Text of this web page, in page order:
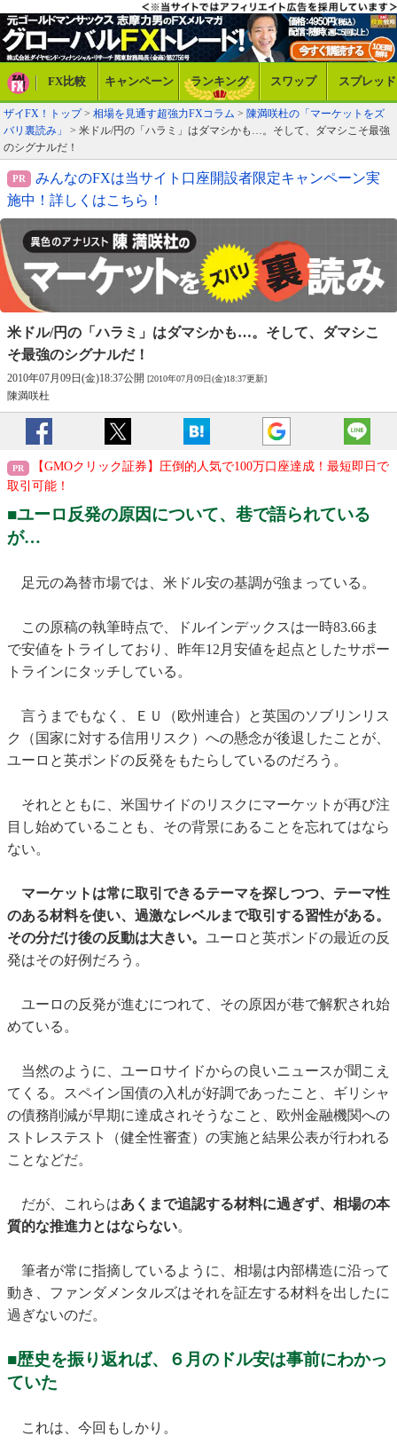
FX比較 キャンペーン ランキング スワップ スプレッド
ザイFX！トップ> 相場を見通す超強力FXコラム > 陳満咲杜の「マーケットをズ
バリ裏読み」
> 米ドル/円の「ハラミ」はダマシかも…。そして、ダマシこそ最強
のシグナルだ！
みんなのFXは当サイト口座開設者限定キャンペーン実
施中！詳しくはこちら！
米ドル/円の「ハラミ」はダマシかも…。 そして、ダマシこ
そ最強のシグナルだ！
2010年07月09日(金)18:37公開 [2010年07月09日(金)18:37更新]
陳満咲杜
【GMOクリック証券】圧倒的人気で100万口座達成！最短即日で
取引可能！
■ユーロ反発の原因について、巷で語られている
が…
足元の為替市場では、米ドル安の基調が強まっている。
この原稿の執筆時点で、ドルインデックスは一時83.66ま
で安値をトライしており、昨年12月安値を起点としたサポー
トラインにタッチしている。
言うまでもなく、ＥＵ（欧州連合）と英国のソブリンリス
ク（国家に対する信用リスク）への懸念が後退したことが、
ユーロと英ポンドの反発をもたらしているのだろう。
それとともに、米国サイドのリスクにマーケットが再び注
目し始めていることも、その背景にあることを忘れてはなら
ない。
マーケットは常に取引できるテーマを探しつつ、テーマ性
のある材料を使い、過激なレベルまで取引する習性がある。
その分だけ後の反動は大きい。 ユーロと英ポンドの最近の反
発はその好例だろう。
ユーロの反発が進むにつれて、その原因が巷で解釈され始
めている。
当然のように、ユーロサイドからの良いニュースが聞こえ
てくる。スペイン国債の入札が好調であったこと、ギリシャ
の債務削減が早期に達成されそうなこと、欧州金融機関への
ストレステスト（健全性審査）の実施と結果公表が行われる
ことなどだ。
だが、これらはあくまで追認する材料に過ぎず、相場の本
質的な推進力とはならない。
筆者が常に指摘しているように、相場は内部構造に沿って
動き、ファンダメンタルズはそれを証左する材料を出したに
過ぎないのだ。
■歴史を振り返れば、６月のドル安は事前にわかっ
ていた
これは、今回もしかり。